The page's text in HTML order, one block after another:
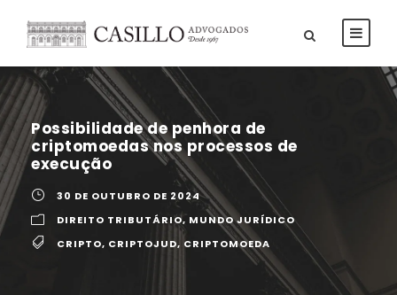
Possibilidade de penhora de
criptomoedas nos processos de
execução
30 DE OUTUBRO DE 2024
DIREITO TRIBUTÁRIO, MUNDO JURÍDICO
CRIPTO, CRIPTOJUD, CRIPTOMOEDA